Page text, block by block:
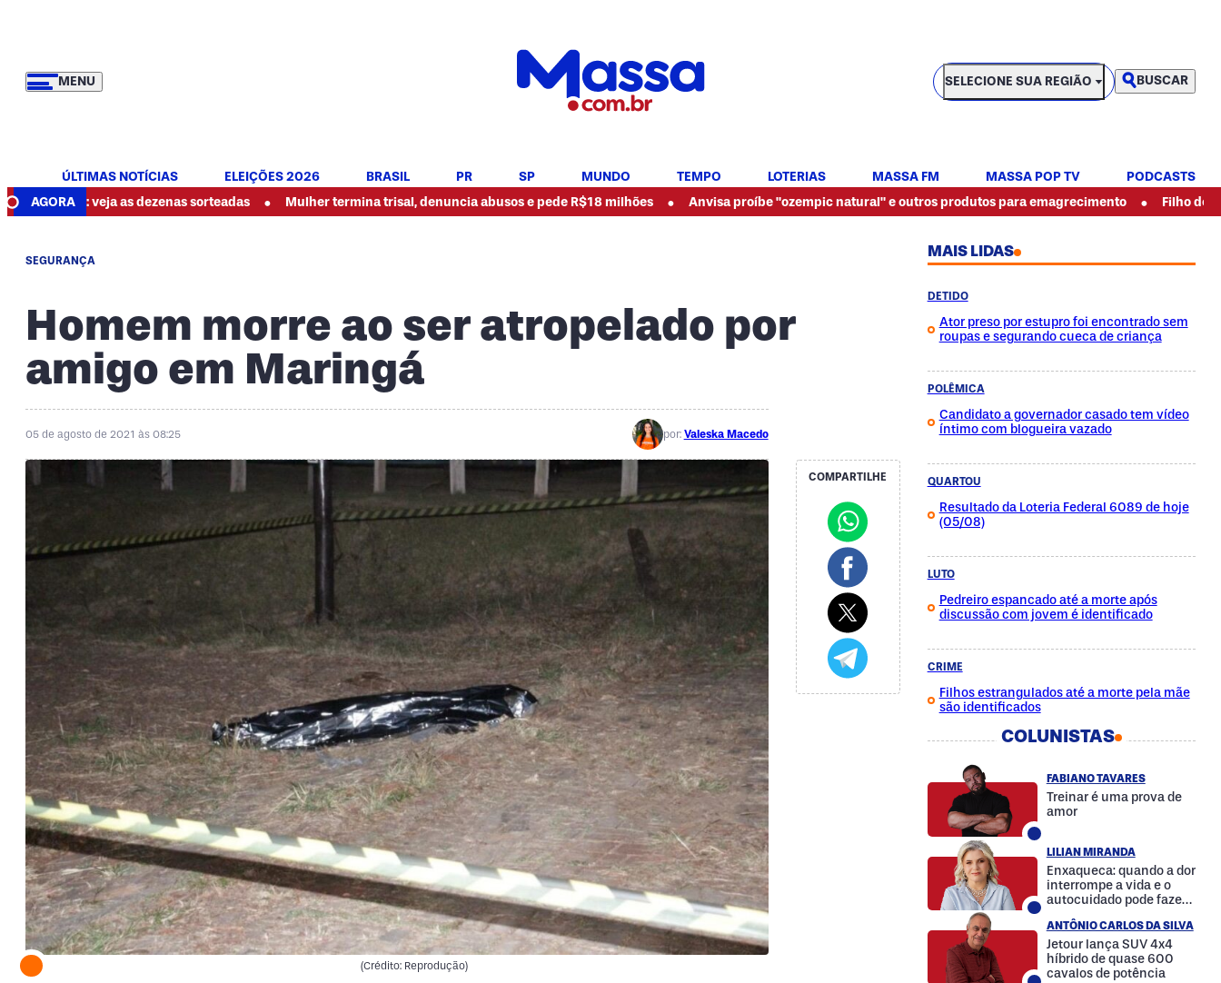
MENU
SELECIONE SUA REGIÃO
SELECIONE SUA REGIÃO BUSCAR
ÚLTIMAS NOTÍCIAS ELEIÇÕES 2026 BRASIL PR SP MUNDO TEMPO LOTERIAS MASSA FM MASSA POP TV
PODCASTS
AGORA
veja as dezenas sorteadas • Mulher termina trisal, denuncia abusos e pede R$18 milhões • Anvisa proíbe "ozempic natural" e outros produtos para emagrecimento • Filho de pintor
SEGURANÇA
Homem morre ao ser atropelado por
amigo em Maringá
05 de agosto de 2021 às 08:25 por: Valeska Macedo
(Crédito: Reprodução)
COMPARTILHE
MAIS LIDAS
DETIDO
Ator preso por estupro foi encontrado sem
roupas e segurando cueca de criança
POLÊMICA
Candidato a governador casado tem vídeo
íntimo com blogueira vazado
QUARTOU
Resultado da Loteria Federal 6089 de hoje
(05/08)
LUTO
Pedreiro espancado até a morte após
discussão com jovem é identificado
CRIME
Filhos estrangulados até a morte pela mãe
são identificados
COLUNISTAS
FABIANO TAVARES
Treinar é uma prova de
amor
LILIAN MIRANDA
Enxaqueca: quando a dor
interrompe a vida e o
autocuidado pode fazer
ANTÔNIO CARLOS DA SILVA
Jetour lança SUV 4x4
híbrido de quase 600
cavalos de potência